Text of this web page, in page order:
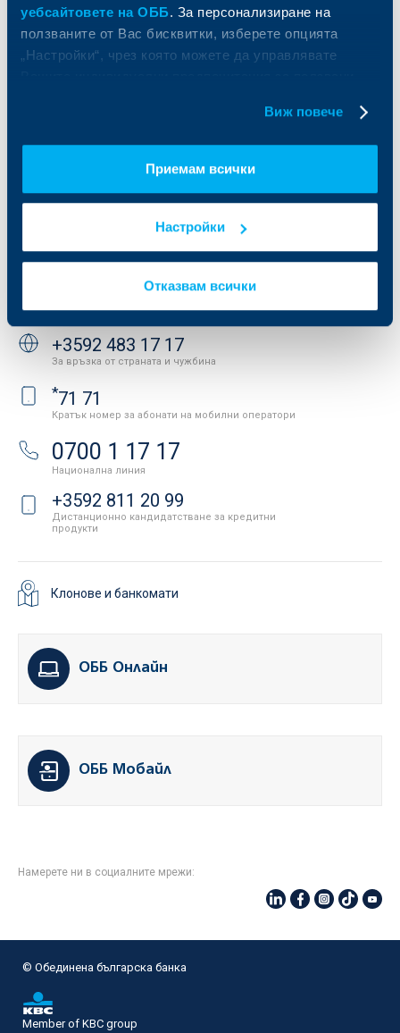
уебсайтовете на ОББ. За персонализиране на
ползваните от Вас бисквитки, изберете опцията
„Настройки“, чрез която можете да управлявате
Виж повече
Приемам всички
Настройки
Отказвам всички
Кои сме ние
За KBC Груп
За акционери
Кариери
Контакти
ДЗИ
ОББ Интерлийз
ОББ Пенсионно осигуряване
Условия за ползване на сайта
Бисквитки
Важни документи
API портал за разработчици
+3592 483 17 17
За връзка от страната и чужбина
*71 71
Кратък номер за абонати на мобилни оператори
0700 1 17 17
Национална линия
+3592 811 20 99
Дистанционно кандидатстване за кредитни
продукти
Клонове и банкомати
ОББ Онлайн
ОББ Мобайл
Намерете ни в социалните мрежи:
© Oбединена българска банка
Member of KBC group